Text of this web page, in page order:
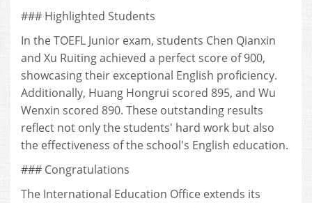
### Highlighted Students
In the TOEFL Junior exam, students Chen Qianxin
and Xu Ruiting achieved a perfect score of 900,
showcasing their exceptional English proficiency.
Additionally, Huang Hongrui scored 895, and Wu
Wenxin scored 890. These outstanding results
reflect not only the students' hard work but also
the effectiveness of the school's English education.
### Congratulations
The International Education Office extends its